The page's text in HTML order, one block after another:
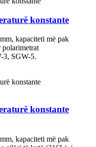
konstante
kapaciteti më pak
polarimetrat
3, SGW-5.
konstante
kapaciteti më pak